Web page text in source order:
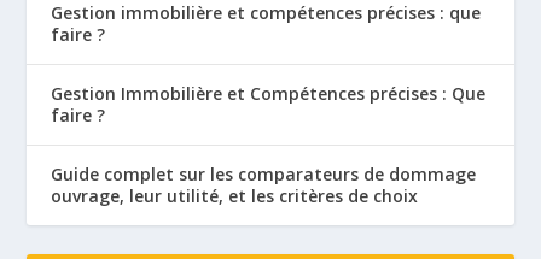
Gestion immobilière et compétences précises : que
faire ?
Gestion Immobilière et Compétences précises : Que
faire ?
Guide complet sur les comparateurs de dommage
ouvrage, leur utilité, et les critères de choix